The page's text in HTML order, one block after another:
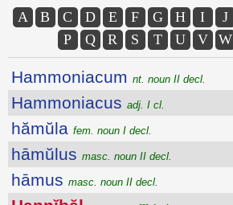
A B C D E F G H I J
P
Q R S T U V W
Hammoniacum nt. noun II decl.
Hammoniacus adj. I cl.
hămŭla fem. noun I decl.
hāmŭlus masc. noun II decl.
hāmus masc. noun II decl.